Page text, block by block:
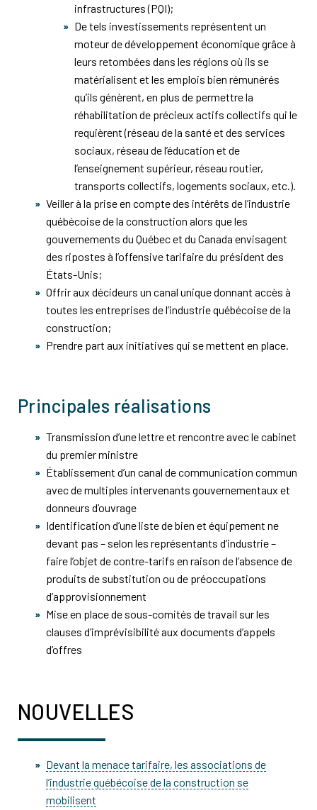
infrastructures (PQI);
De tels investissements représentent un
moteur de développement économique grâce à
leurs retombées dans les régions où ils se
matérialisent et les emplois bien rémunérés
qu’ils génèrent, en plus de permettre la
réhabilitation de précieux actifs collectifs qui le
requièrent (réseau de la santé et des services
sociaux, réseau de l’éducation et de
l’enseignement supérieur, réseau routier,
transports collectifs, logements sociaux, etc.).
Veiller à la prise en compte des intérêts de l’industrie
québécoise de la construction alors que les
gouvernements du Québec et du Canada envisagent
des ripostes à l’offensive tarifaire du président des
États-Unis;
Offrir aux décideurs un canal unique donnant accès à
toutes les entreprises de l’industrie québécoise de la
construction;
Prendre part aux initiatives qui se mettent en place.
Principales réalisations
Transmission d’une lettre et rencontre avec le cabinet
du premier ministre
Établissement d’un canal de communication commun
avec de multiples intervenants gouvernementaux et
donneurs d’ouvrage
Identification d’une liste de bien et équipement ne
devant pas – selon les représentants d’industrie –
faire l’objet de contre-tarifs en raison de l’absence de
produits de substitution ou de préoccupations
d’approvisionnement
Mise en place de sous-comités de travail sur les
clauses d’imprévisibilité aux documents d’appels
d’offres
NOUVELLES
Devant la menace tarifaire, les associations de
l’industrie québécoise de la construction se
mobilisent